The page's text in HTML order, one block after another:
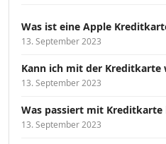
Was ist eine Apple
13. September 2023
Kann ich mit der Kreditkarte
13. September 2023
Was passiert mit
13. September 2023